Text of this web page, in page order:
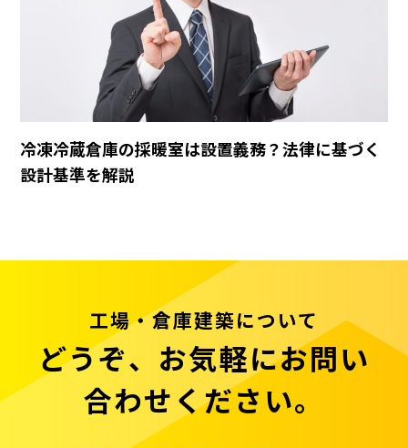
冷凍冷蔵倉庫の採暖室は設置義務？法律に基づく
設計基準を解説
工場・倉庫建築について
どうぞ、お気軽にお問い
合わせください。